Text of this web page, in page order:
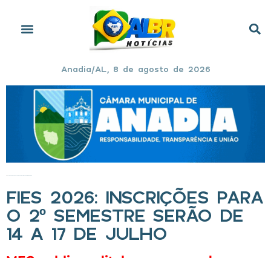
Anadia/AL, 8 de agosto de 2026
FIES 2026: INSCRIÇÕES PARA
O 2º SEMESTRE SERÃO DE
14 A 17 DE JULHO